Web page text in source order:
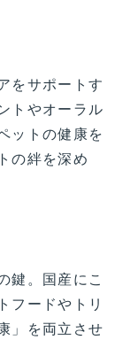
をサポートす
トやオーラル
ットの健康を
の絆を深め
鍵。国産にこ
フードやトリ
」を両立させ